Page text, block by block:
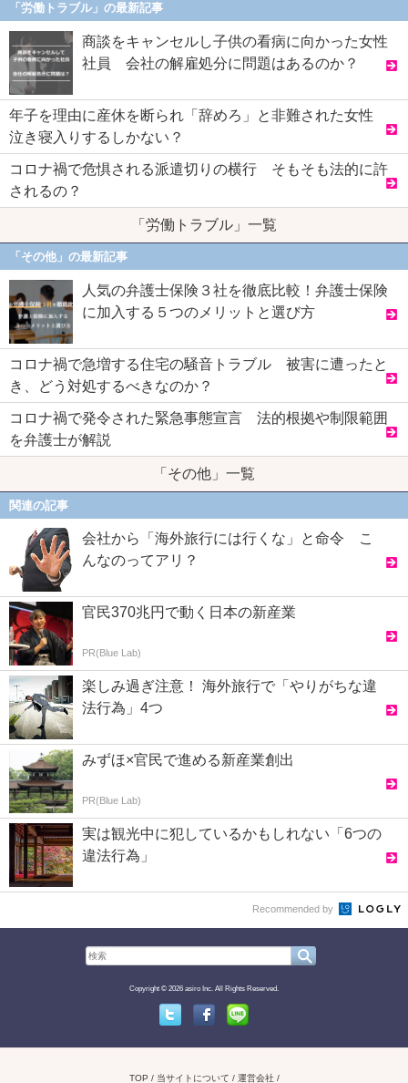
「労働トラブル」の最新記事
商談をキャンセルし子供の看病に向かった女性
社員 会社の解雇処分に問題はあるのか？
年子を理由に産休を断られ「辞めろ」と非難された女性
泣き寝入りするしかない？
コロナ禍で危惧される派遣切りの横行 そもそも法的に許
されるの？
「労働トラブル」一覧
「その他」の最新記事
人気の弁護士保険３社を徹底比較！弁護士保険
に加入する５つのメリットと選び方
コロナ禍で急増する住宅の騒音トラブル 被害に遭ったと
き、どう対処するべきなのか？
コロナ禍で発令された緊急事態宣言 法的根拠や制限範囲
を弁護士が解説
「その他」一覧
関連の記事
会社から「海外旅行には行くな」と命令 こ
んなのってアリ？
官民370兆円で動く日本の新産業
PR(Blue Lab)
楽しみ過ぎ注意！ 海外旅行で「やりがちな違
法行為」4つ
みずほ×官民で進める新産業創出
PR(Blue Lab)
実は観光中に犯しているかもしれない「6つの
違法行為」
Recommended by
Copyright © 2026 asiro Inc. All Rights Reserved.
TOP 当サイトについて 運営会社